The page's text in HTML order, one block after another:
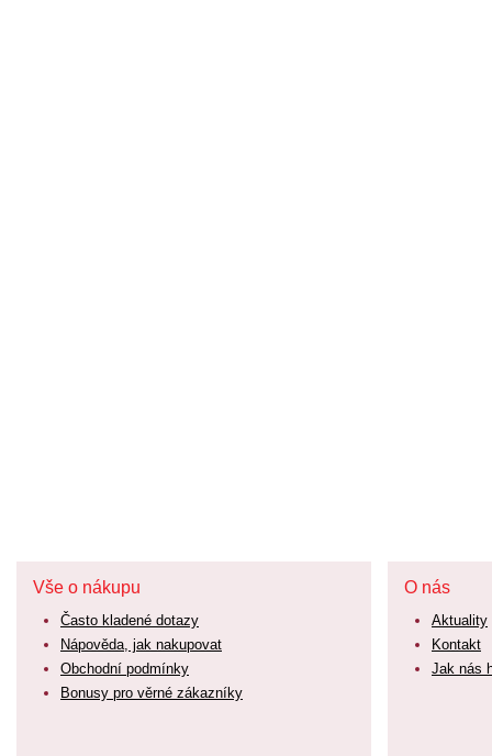
Vše o nákupu
Často kladené dotazy
Nápověda, jak nakupovat
Obchodní podmínky
Bonusy pro věrné zákazníky
O nás
Aktuality
Kontakt
Jak nás